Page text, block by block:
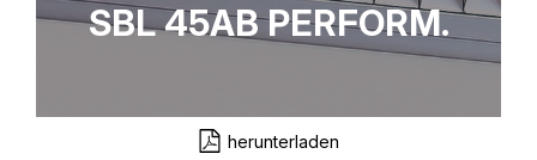
SBL 45AB PERFORM.
herunterladen